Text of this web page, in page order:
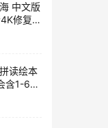
中文版
修复版
下载
读绘本
含1-6级
件